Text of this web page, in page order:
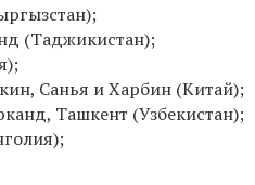
(Таджикистан);
Санья и Харбин (Китай);
Ташкент (Узбекистан);